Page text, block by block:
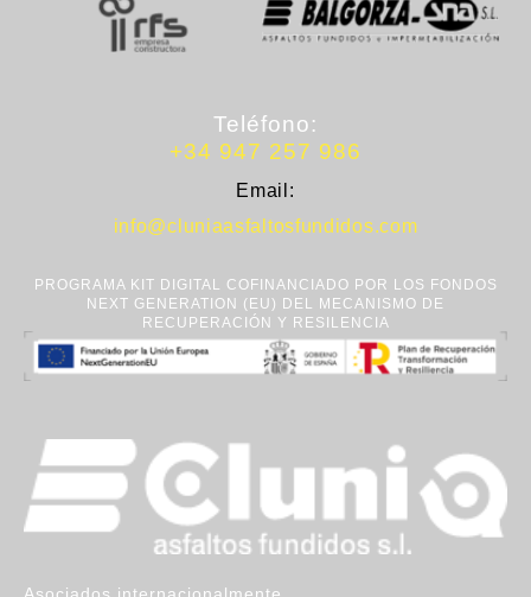
Teléfono:
+34 947 257 986
Email:
info@cluniaasfaltosfundidos.com
PROGRAMA KIT DIGITAL COFINANCIADO POR LOS FONDOS
NEXT GENERATION (EU) DEL MECANISMO DE
RECUPERACIÓN Y RESILENCIA
Asociados internacionalmente